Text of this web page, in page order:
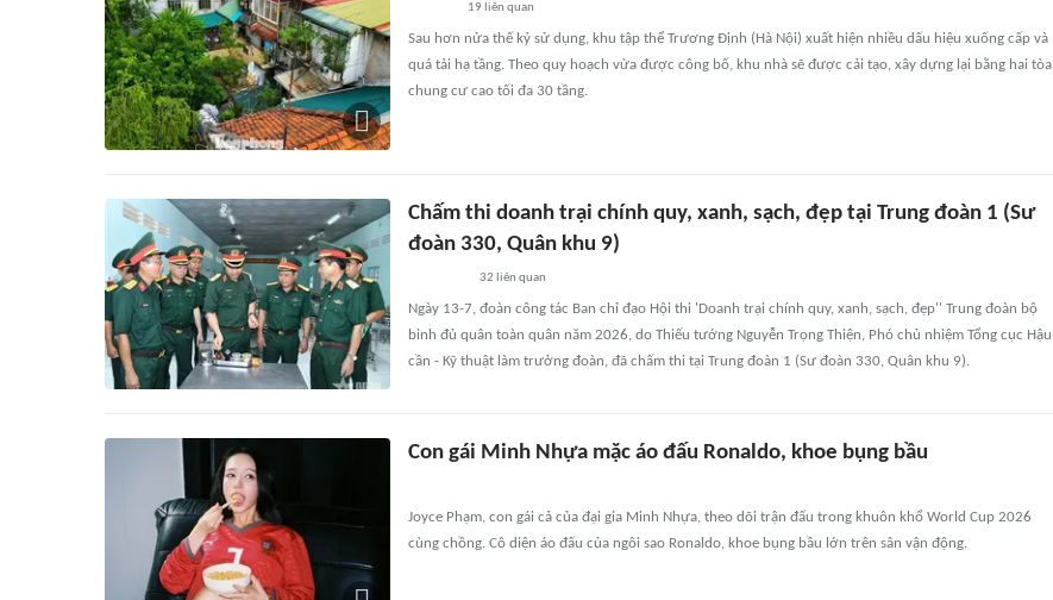
19 liên quan
Sau hơn nửa thế kỷ sử dụng, khu tập thể Trương Định (Hà Nội) xuất hiện nhiều dấu hiệu xuống cấp và
quá tải hạ tầng. Theo quy hoạch vừa được công bố, khu nhà sẽ được cải tạo, xây dựng lại bằng hai tòa
chung cư cao tối đa 30 tầng.
Chấm thi doanh trại chính quy, xanh, sạch, đẹp tại Trung đoàn 1 (Sư
đoàn 330, Quân khu 9)
32 liên quan
Ngày 13-7, đoàn công tác Ban chỉ đạo Hội thi 'Doanh trại chính quy, xanh, sạch, đẹp'' Trung đoàn bộ
binh đủ quân toàn quân năm 2026, do Thiếu tướng Nguyễn Trọng Thiện, Phó chủ nhiệm Tổng cục Hậu
cần - Kỹ thuật làm trưởng đoàn, đã chấm thi tại Trung đoàn 1 (Sư đoàn 330, Quân khu 9).
Con gái Minh Nhựa mặc áo đấu Ronaldo, khoe bụng bầu
Joyce Phạm, con gái cả của đại gia Minh Nhựa, theo dõi trận đấu trong khuôn khổ World Cup 2026
cùng chồng. Cô diện áo đấu của ngôi sao Ronaldo, khoe bụng bầu lớn trên sân vận động.